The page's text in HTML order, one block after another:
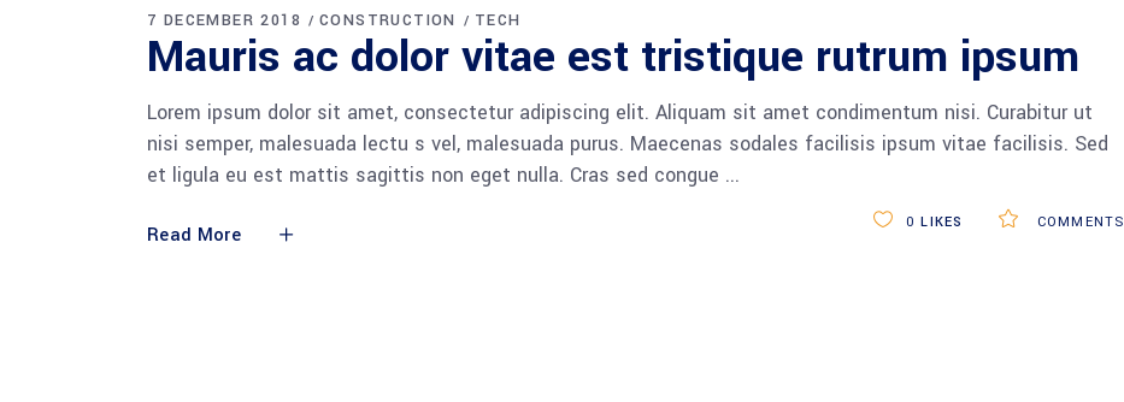
7 DECEMBER 2018 CONSTRUCTION TECH
Mauris ac dolor vitae est tristique rutrum ipsum
Lorem ipsum dolor sit amet, consectetur adipiscing elit. Aliquam sit amet condimentum nisi. Curabitur ut
nisi semper, malesuada lectu s vel, malesuada purus. Maecenas sodales facilisis ipsum vitae facilisis. Sed
et ligula eu est mattis sagittis non eget nulla. Cras sed congue
Read More
COMMENTS
0 LIKES